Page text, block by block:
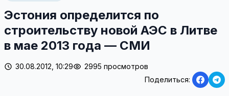
Эстония определится по
строительству новой АЭС в Литве
в мае 2013 года — СМИ
30.08.2012, 10:29
2995 просмотров
Поделиться: